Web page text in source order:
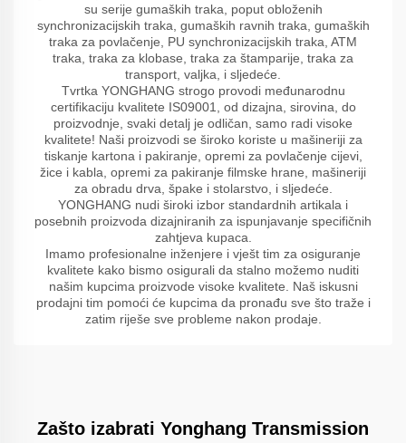
su serije gumaških traka, poput obloženih
synchronizacijskih traka, gumaških ravnih traka, gumaških
traka za povlačenje, PU synchronizacijskih traka, ATM
traka, traka za klobase, traka za štamparije, traka za
transport, valjka, i sljedeće.
Tvrtka YONGHANG strogo provodi međunarodnu
certifikaciju kvalitete IS09001, od dizajna, sirovina, do
proizvodnje, svaki detalj je odličan, samo radi visoke
kvalitete! Naši proizvodi se široko koriste u mašineriji za
tiskanje kartona i pakiranje, opremi za povlačenje cijevi,
žice i kabla, opremi za pakiranje filmske hrane, mašineriji
za obradu drva, špake i stolarstvo, i sljedeće.
YONGHANG nudi široki izbor standardnih artikala i
posebnih proizvoda dizajniranih za ispunjavanje specifičnih
zahtjeva kupaca.
Imamo profesionalne inženjere i vješt tim za osiguranje
kvalitete kako bismo osigurali da stalno možemo nuditi
našim kupcima proizvode visoke kvalitete. Naš iskusni
prodajni tim pomoći će kupcima da pronađu sve što traže i
zatim riješe sve probleme nakon prodaje.
Zašto izabrati Yonghang Transmission